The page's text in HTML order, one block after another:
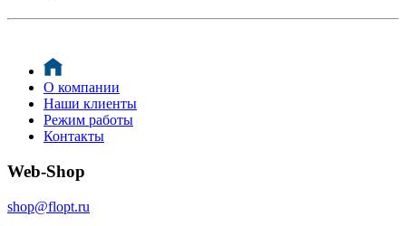
О компании
Наши клиенты
Режим работы
Контакты
Web-Shop
shop@flopt.ru